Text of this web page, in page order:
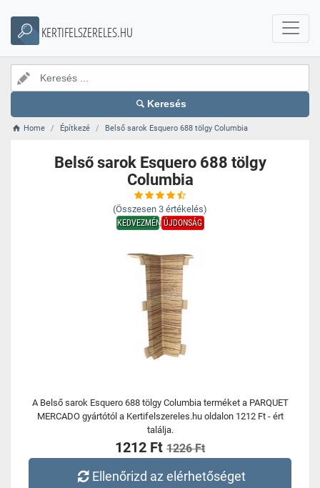
KERTIFELSZERELES.HU
Keresés
Home Építkezé Belső sarok Esquero 688 tölgy Columbia
Belső sarok Esquero 688 tölgy
Columbia
(Összesen 3 értékelés)
KEDVEZMÉNYÚJDONSÁG
A Belső sarok Esquero 688 tölgy Columbia terméket a PARQUET
MERCADO gyártótól a Kertifelszereles.hu oldalon 1212 Ft - ért
találja.
1212 Ft 1226 Ft
Ellenőrizd az elérhetőséget